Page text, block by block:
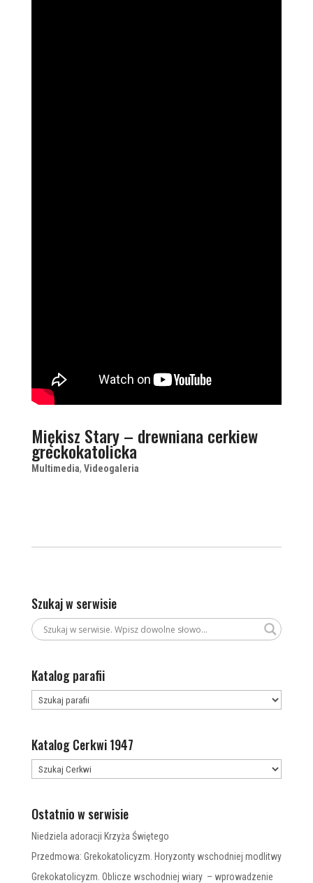
Miękisz Stary – drewniana cerkiew
greckokatolicka
Multimedia, Videogaleria
Szukaj w serwisie
Katalog parafii
Katalog Cerkwi 1947
Ostatnio w serwisie
Niedziela adoracji Krzyża Świętego
Przedmowa: Grekokatolicyzm. Horyzonty wschodniej modlitwy
Grekokatolicyzm. Oblicze wschodniej wiary – wprowadzenie